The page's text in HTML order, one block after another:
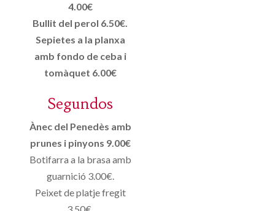
4.00€
Bullit del perol 6.50€.
Sepietes a la planxa
amb fondo de ceba i
tomàquet 6.00€
Segundos
Ànec del Penedès amb
prunes i pinyons 9.00€
Botifarra a la brasa amb
guarnició 3.00€.
Peixet de platje fregit